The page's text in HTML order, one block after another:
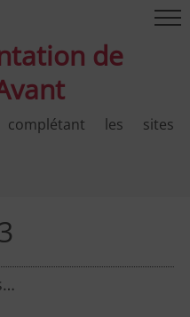
de
les sites